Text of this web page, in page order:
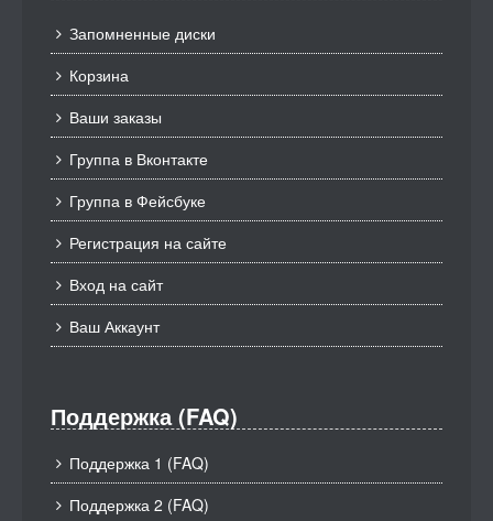
Запомненные диски
Корзина
Ваши заказы
Группа в Вконтакте
Группа в Фейсбуке
Регистрация на сайте
Вход на сайт
Ваш Аккаунт
Поддержка (FAQ)
Поддержка 1 (FAQ)
Поддержка 2 (FAQ)